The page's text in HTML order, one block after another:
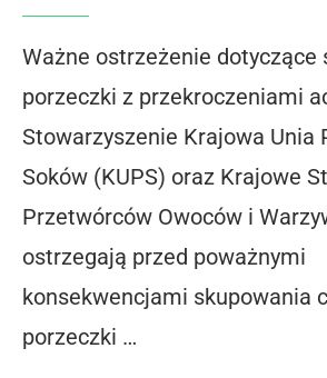
Ważne ostrzeżenie dotyczące
porzeczki z przekroczeniami
Stowarzyszenie Krajowa Unia
Soków (KUPS) oraz Krajowe
Przetwórców Owoców i
ostrzegają przed poważnymi
konsekwencjami skupowania
porzeczki …